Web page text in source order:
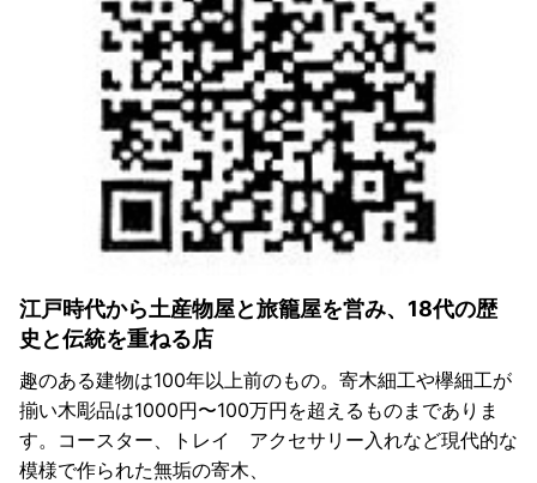
江戸時代から土産物屋と旅籠屋を営み、18代の歴
史と伝統を重ねる店
趣のある建物は100年以上前のもの。寄木細工や欅細工が
揃い木彫品は1000円〜100万円を超えるものまでありま
す。コースター、トレイ アクセサリー入れなど現代的な
模様で作られた無垢の寄木、